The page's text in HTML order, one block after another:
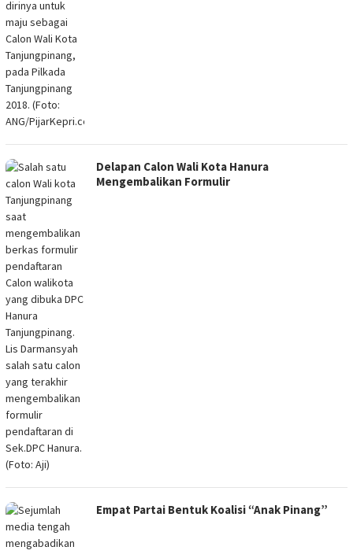
Delapan Calon Wali Kota Hanura
Mengembalikan Formulir
Empat Partai Bentuk Koalisi “Anak Pinang”